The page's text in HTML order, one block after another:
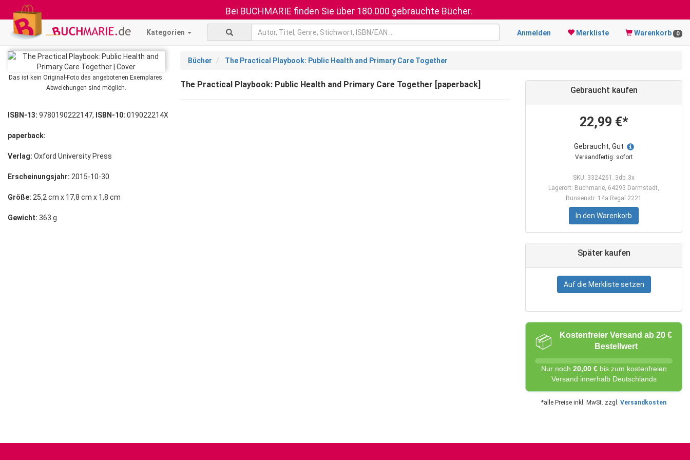
Bei BUCHMARIE finden Sie über 180.000 gebrauchte Bücher.
Kategorien Anmelden Merkliste Warenkorb 0
Das ist kein Original-Foto des angebotenen Exemplares.
Abweichungen sind möglich.
Bücher The Practical Playbook: Public Health and Primary Care Together
The Practical Playbook: Public Health and Primary Care Together [paperback]
Gebraucht kaufen
22,99 €*
Gebraucht, Gut
Versandfertig: sofort
SKU: 3324261_3db_3x
Lagerort: Buchmarie, 64293 Darmstadt,
Bunsenstr. 14a Regal 2221
In den Warenkorb
Später kaufen
Auf die Merkliste setzen
📦
Kostenfreier Versand ab 20 €
Bestellwert
Nur noch 20,00 €bis zum kostenfreien
Versand innerhalb Deutschlands
*alle Preise inkl. MwSt. zzgl. Versandkosten
ISBN-13: 9780190222147, ISBN-10: 019022214X
paperback:
Verlag: Oxford University Press
Erscheinungsjahr: 2015-10-30
Größe: 25,2 cm x 17,8 cm x 1,8 cm
Gewicht: 363 g